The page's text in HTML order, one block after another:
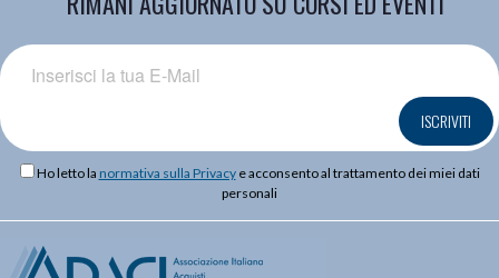
ISCRIVITI
Ho letto la normativa sulla Privacye acconsento al trattamento dei miei dati
personali